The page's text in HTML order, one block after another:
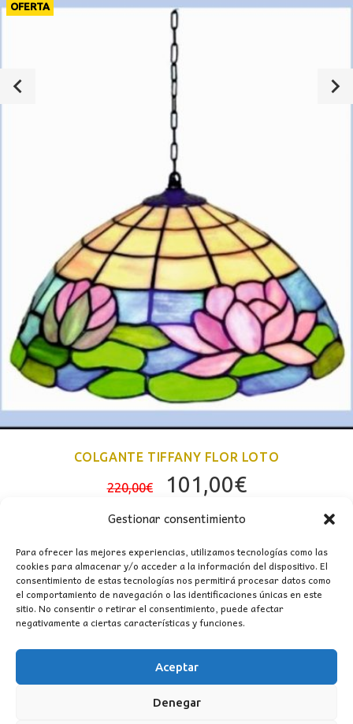
Gestionar consentimiento
Para ofrecer las mejores experiencias, utilizamos tecnologías como las
cookies para almacenar y/o acceder a la información del dispositivo. El
consentimiento de estas tecnologías nos permitirá procesar datos como
el comportamiento de navegación o las identificaciones únicas en este
sitio. No consentir o retirar el consentimiento, puede afectar
negativamente a ciertas características y funciones.
Aceptar
Denegar
OFERTA
COLGANTE TIFFANY FLOR LOTO
220,00€
El
original
era:
220,00€.
101,00€El
es:
101,00€.